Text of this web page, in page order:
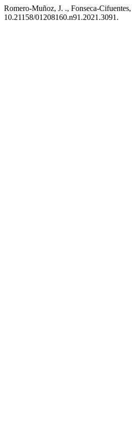
Romero-Muñoz, J. ., Fonseca-
10.21158/01208160.n91.2021.3091.